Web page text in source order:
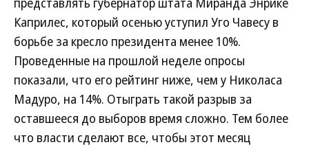
Каприлес, который осенью уступил Уго Чавесу в
борьбе за кресло президента менее 10%.
Проведенные на прошлой неделе опросы
показали, что его рейтинг ниже, чем у Николаса
Мадуро, на 14%. Отыграть такой разрыв за
оставшееся до выборов время сложно. Тем более
что власти сделают все, чтобы этот месяц